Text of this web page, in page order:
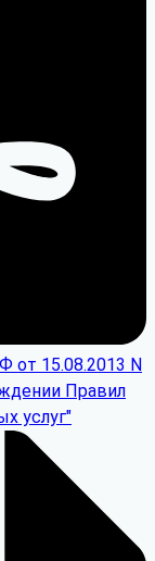
от 15.08.2013 N
Правил
услуг"